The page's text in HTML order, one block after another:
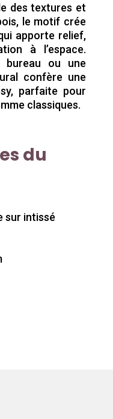
des textures et
le motif crée
apporte relief,
à l’espace.
ou une
confère une
parfaite pour
classiques.
du
sur intissé